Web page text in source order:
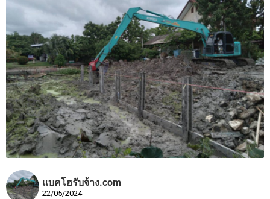
แบคโฮรับจ้าง.com
22/05/2024